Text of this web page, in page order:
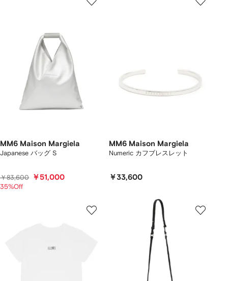
MM6 Maison Margiela
Japanese バッグ S
￥83,600 ￥51,000
35%Off
MM6 Maison Margiela
Numeric カフブレスレット
￥33,600